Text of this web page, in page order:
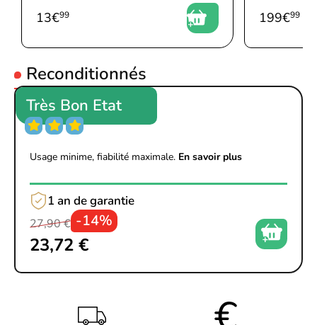
13€99 199€99
Reconditionnés
Très Bon Etat
Usage minime, fiabilité maximale. En savoir plus
1 an de garantie
27,90 € -14%
23,72 €